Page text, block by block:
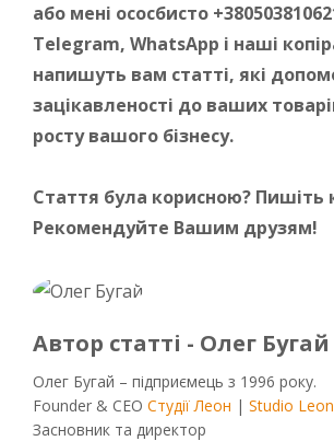
або мені ососбисто
Telegram, WhatsApp і наші
напишуть вам статті, які
зацікавленості до ваших
росту вашого бізнесу.
Стаття була корисною? Пишіть
Рекомендуйте Вашим друзям!
Автор статті - Олег Бугай
Олег Бугай – підприємець з 1996 року.
Founder & CEO Студії Леон | Studio Leon
Засновник та директор